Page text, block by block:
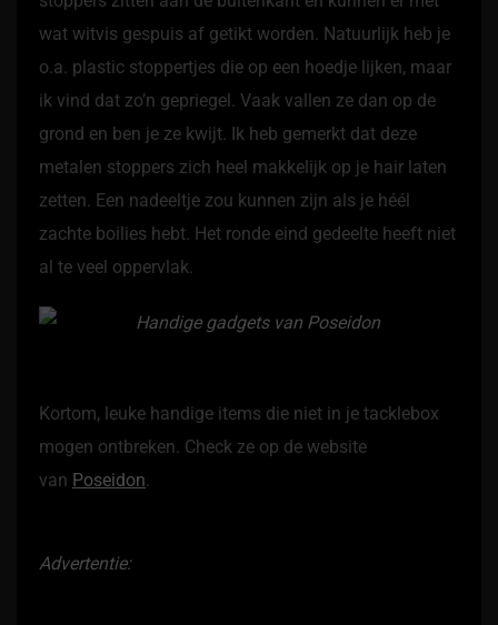
wat witvis gespuis af getikt worden. Natuurlijk heb je
o.a. plastic stoppertjes die op een hoedje lijken, maar
ik vind dat zo’n gepriegel. Vaak vallen ze dan op de
grond en ben je ze kwijt. Ik heb gemerkt dat deze
metalen stoppers zich heel makkelijk op je hair laten
zetten. Een nadeeltje zou kunnen zijn als je héél
zachte boilies hebt. Het ronde eind gedeelte heeft niet
al te veel oppervlak.
Kortom, leuke handige items die niet in je tacklebox
mogen ontbreken. Check ze op de website
van Poseidon
Advertentie: